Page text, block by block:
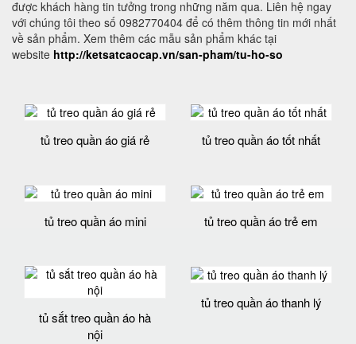
được khách hàng tin tưởng trong những năm qua. Liên hệ ngay
với chúng tôi theo số 0982770404 để có thêm thông tin mới nhất
về sản phẩm. Xem thêm các mẫu sản phẩm khác tại
website http://ketsatcaocap.vn/san-pham/tu-ho-so
tủ treo quần áo giá rẻ tủ treo quần áo tốt nhất
tủ treo quần áo mini tủ treo quần áo trẻ em
tủ sắt treo quần áo hà
nội
tủ treo quần áo thanh lý